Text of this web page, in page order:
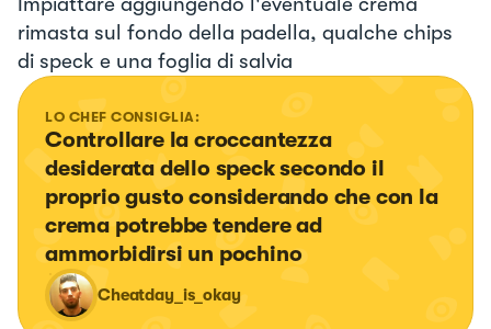
rimasta sul fondo della padella, qualche chips
di speck e una foglia di salvia
LO CHEF CONSIGLIA:
Controllare la croccantezza
desiderata dello speck secondo il
proprio gusto considerando che con la
crema potrebbe tendere ad
ammorbidirsi un pochino
Cheatday_is_okay